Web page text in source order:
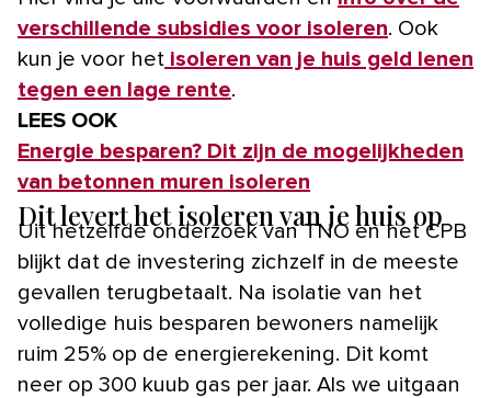
verschillende subsidies voor isoleren. Ook
kun je voor het isoleren van je huis geld lenen
tegen een lage rente.
LEES OOK
Energie besparen? Dit zijn de mogelijkheden
van betonnen muren isoleren
Dit levert het isoleren van je huis op
Uit hetzelfde onderzoek van TNO en het CPB
blijkt dat de investering zichzelf in de meeste
gevallen terugbetaalt. Na isolatie van het
volledige huis besparen bewoners namelijk
ruim 25% op de energierekening. Dit komt
neer op 300 kuub gas per jaar. Als we uitgaan